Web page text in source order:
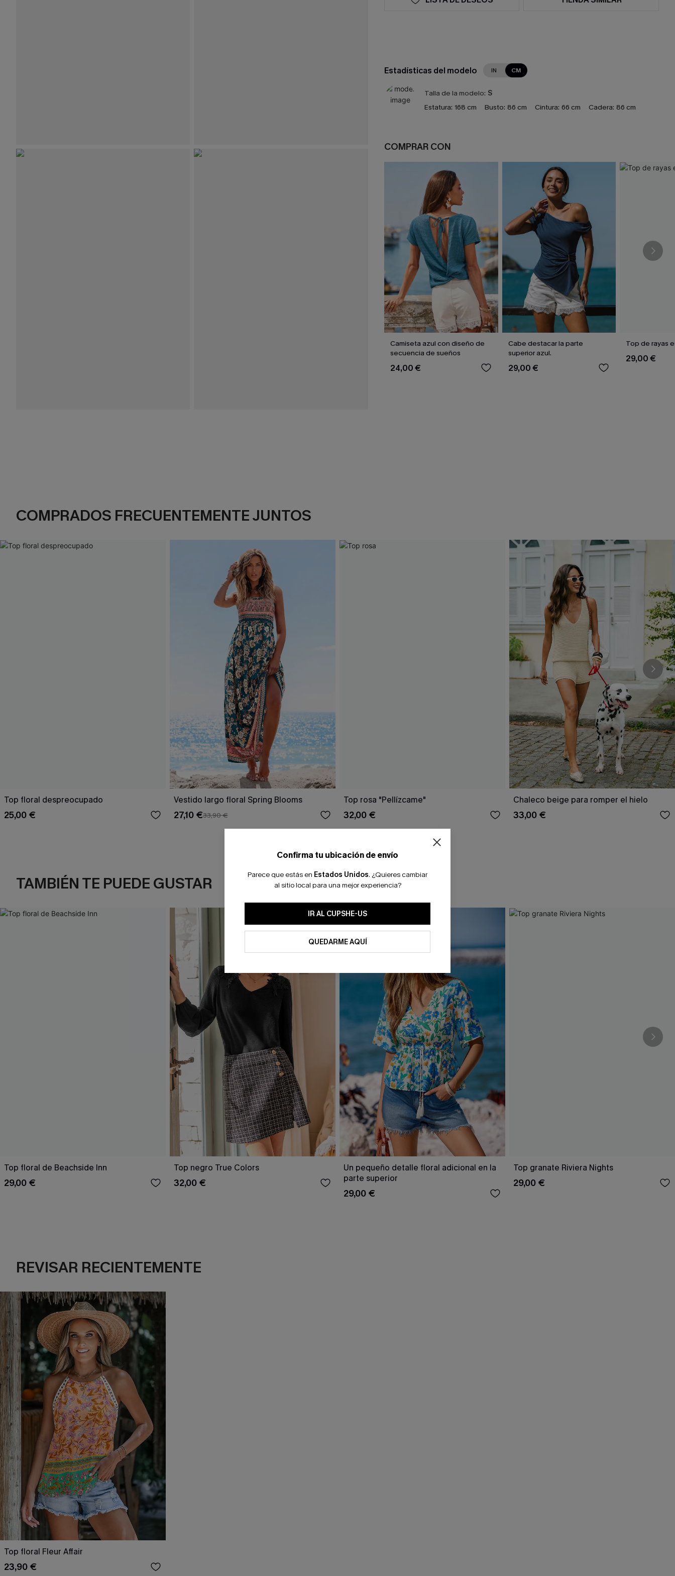
Estadísticas del modelo IN CM
Talla de la modelo: S
Estatura: 168 cm Busto: 86 cm Cintura: 66 cm Cadera: 86 cm
COMPRAR CON
Camiseta azul con diseño de
secuencia de sueños
24,00 €
Cabe destacar la parte
superior azul.
29,00 €
Top de rayas
29,00 €
COMPRADOS FRECUENTEMENTE JUNTOS
Top floral despreocupado
25,00 €
Vestido largo floral Spring Blooms
27,10 €33,90 €
Top rosa "Pellízcame"
32,00 €
Chaleco beige para romper el hielo
33,00 €
TAMBIÉN TE PUEDE GUSTAR
Top floral de Beachside Inn
29,00 €
Top negro True Colors
32,00 €
Un pequeño detalle floral adicional en la
parte superior
29,00 €
Top granate Riviera Nights
29,00 €
REVISAR RECIENTEMENTE
Top floral Fleur Affair
23,90 €
Confirma tu ubicación de envío
Parece que estás en Estados Unidos. ¿Quieres cambiar
al sitio local para una mejor experiencia?
IR AL CUPSHE-US
QUEDARME AQUÍ